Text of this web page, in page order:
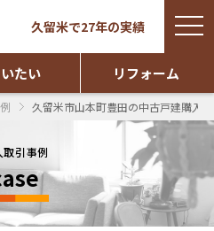
久留米で27年の実績
たい リフォーム
久留米市山本町豊田の中古戸建購入
取引事例